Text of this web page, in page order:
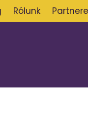
Rólunk